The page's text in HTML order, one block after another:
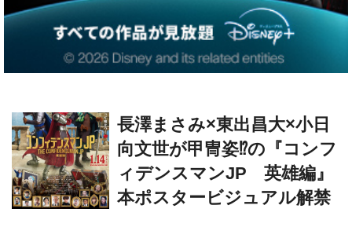
長澤まさみ×東出昌大×小日
向文世が甲冑姿⁉︎の『コンフ
ィデンスマンJP 英雄編』
本ポスタービジュアル解禁